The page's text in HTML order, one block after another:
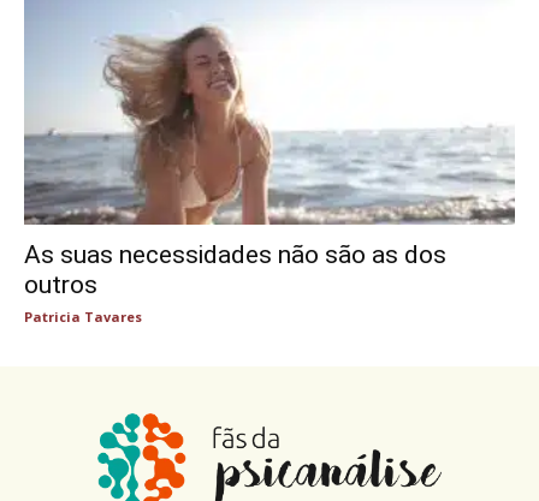
As suas necessidades não são as dos
outros
Patricia Tavares